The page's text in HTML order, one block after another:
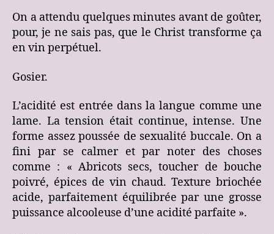
On a attendu quelques minutes avant de goûter,
pour, je ne sais pas, que le Christ transforme ça
en vin perpétuel.
Gosier.
L’acidité est entrée dans la langue comme une
lame. La tension était continue, intense. Une
forme assez poussée de sexualité buccale. On a
fini par se calmer et par noter des choses
comme : « Abricots secs, toucher de bouche
poivré, épices de vin chaud. Texture briochée
acide, parfaitement équilibrée par une grosse
puissance alcooleuse d’une acidité parfaite ».